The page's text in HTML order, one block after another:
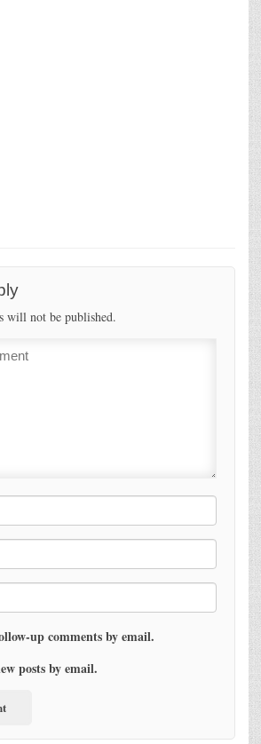
will not be published.
up comments by email.
posts by email.